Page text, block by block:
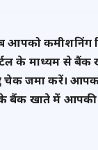
आपको कमीशनिंग
के माध्यम से बैंक
चेक जमा करें।
खाते में आपकी